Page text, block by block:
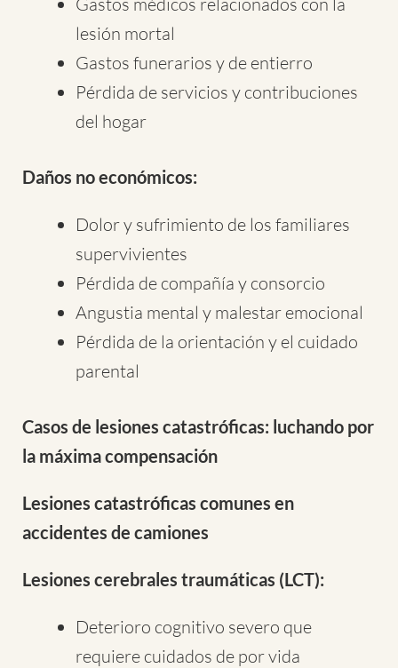
lesión mortal
Gastos funerarios y de entierro
Pérdida de servicios y contribuciones
del hogar
Daños no económicos:
Dolor y sufrimiento de los familiares
supervivientes
Pérdida de compañía y consorcio
Angustia mental y malestar emocional
Pérdida de la orientación y el cuidado
parental
Casos de lesiones catastróficas: luchando por
la máxima compensación
Lesiones catastróficas comunes en
accidentes de camiones
Lesiones cerebrales traumáticas (LCT):
Deterioro cognitivo severo que
requiere cuidados de por vida